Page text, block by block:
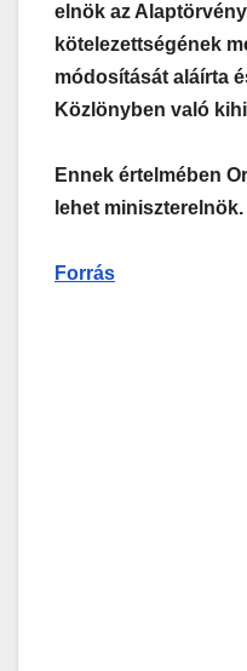
elnök az
kötelezettségének
módosítását aláírta
Közlönyben való
Ennek értelmében
lehet miniszterelnök.
Forrás